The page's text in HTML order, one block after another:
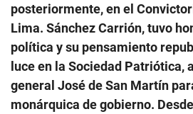
posteriormente, en el
Lima. Sánchez Carrión, tuvo
política y su pensamiento
luce en la Sociedad Patriótica,
general José de San Martín
monárquica de gobierno.